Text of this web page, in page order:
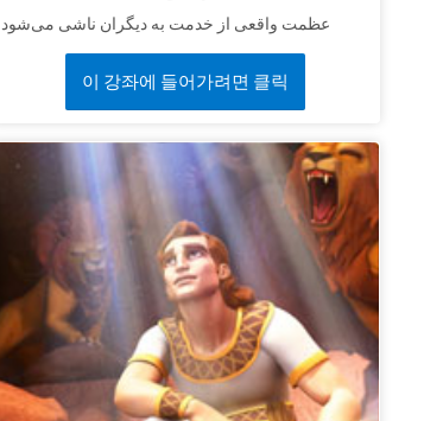
عظمت واقعی از خدمت به دیگران ناشی می‌شود
이 강좌에 들어가려면 클릭